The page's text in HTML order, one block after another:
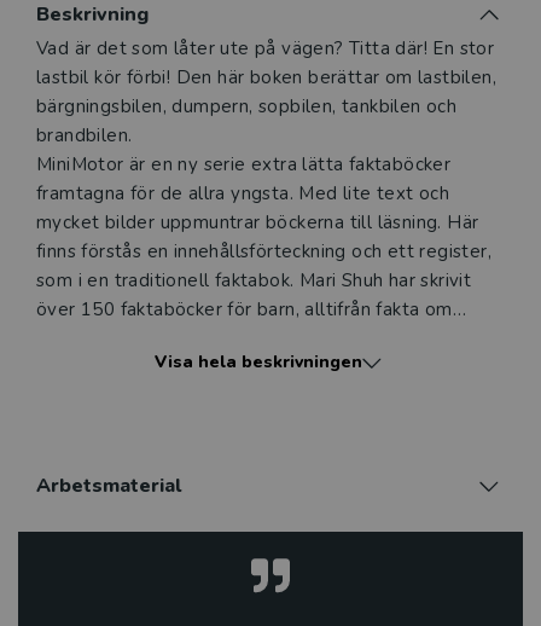
Beskrivning
Beskrivning
Vad är det som låter ute på vägen? Titta där! En stor
lastbil kör förbi! Den här boken berättar om lastbilen,
bärgningsbilen, dumpern, sopbilen, tankbilen och
brandbilen.
MiniMotor är en ny serie extra lätta faktaböcker
framtagna för de allra yngsta. Med lite text och
mycket bilder uppmuntrar böckerna till läsning. Här
finns förstås en innehållsförteckning och ett register,
som i en traditionell faktabok. Mari Shuh har skrivit
över 150 faktaböcker för barn, alltifrån fakta om
dagspress. Hon bor i Wisconsin, USA, med man och
Visa hela beskrivningen
Arbetsmaterial